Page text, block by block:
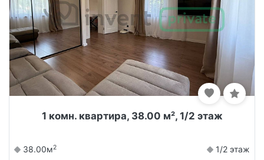
1 комн. квартира, 38.00 м², 1/2 этаж
38.00м2
1/2 этаж